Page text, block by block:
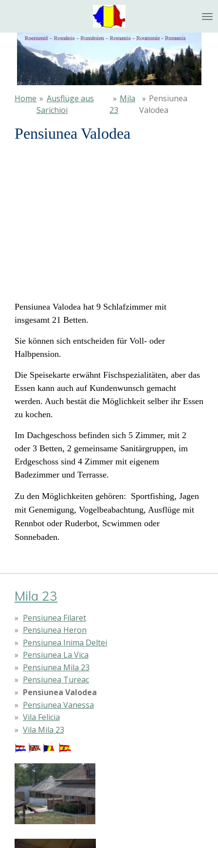
naar
hoofdinhoud
Home » Ausflüge aus
Sarichioi
» Mila
23
» Pensiunea
Valodea
Pensiunea Valodea
Pensiunea Valodea hat 9 Schlafzimmer mit
insgesamt 21 Betten.
Sie können sich entscheiden für Voll- oder
Halbpension.
Die Speisekarte erwähnt Fischspezialitäten, aber das
Essen kann auch auf Kundenwunsch gemacht
werden. Auch bestät die Möglichkeit selber ihr Essen
zu kochen.
Im Dachgeschoss befinden sich 5 Zimmer, mit 2
oder 3 Betten, 2 gemeinsame Sanitärgruppen, im
Erdgeschoss sind 4 Zimmer mit eigenem
Badezimmer und Terrasse.
Zu den Möglichkeiten gehören: Sportfishing, Jagen
mit Genemigung, Vogelbeabachtung, Ausflüge mit
Rennbot oder Ruderbot, Scwimmen oder
Sonnebaden.
Mila 23
Pensiunea Filaret
Pensiunea Heron
Pensiunea Inima Deltei
Pensiunea La Vica
Pensiunea Mila 23
Pensiunea Tureac
Pensiunea Valodea
Pensiunea Vanessa
Vila Felicia
Vila Mila 23